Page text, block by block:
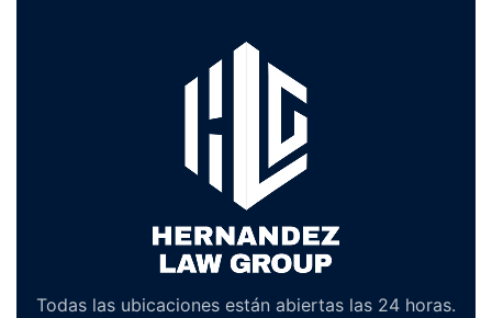
Todas las ubicaciones están abiertas las 24 horas.